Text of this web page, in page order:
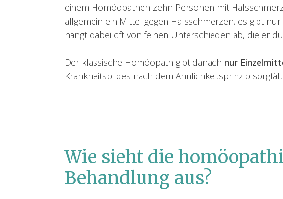
einem Homöopathen zehn Personen mit
allgemein ein Mittel gegen Halsschmerzen, es gibt
hängt dabei oft von feinen Unterschieden ab, die er
Der klassische Homöopath gibt danach nur
Krankheitsbildes nach dem Ähnlichkeitsprinzip
Wie sieht die
Behandlung aus?